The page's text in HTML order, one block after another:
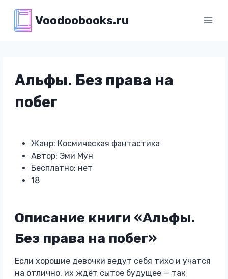
содержимому
Voodoobooks.ru
Альфы. Без права на
побег
Жанр: Космическая фантастика
Автор: Эми Мун
Бесплатно: нет
18
Описание книги «Альфы.
Без права на побег»
Если хорошие девочки ведут себя тихо и учатся
на отлично, их ждёт сытое будущее — так